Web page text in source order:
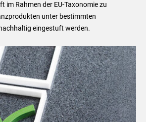
im Rahmen der EU-Taxonomie zu
unter bestimmten
eingestuft werden.